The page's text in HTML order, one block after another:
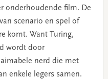
onderhoudende film. De
scenario en spel of
komt. Want Turing,
wordt door
nerd die met
enkele legers samen.